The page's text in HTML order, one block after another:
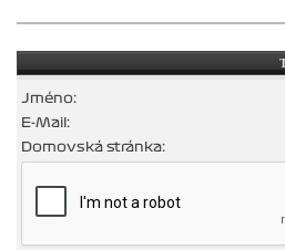
Jméno:
E-Mail:
Domovská stránka: